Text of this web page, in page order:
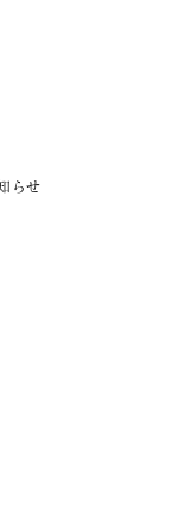
らせ